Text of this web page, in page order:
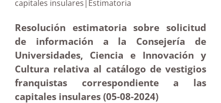
capitales insulares|Estimatoria
Resolución estimatoria sobre solicitud
de información a la Consejería de
Universidades, Ciencia e Innovación y
Cultura relativa al catálogo de vestigios
franquistas correspondiente a las
capitales insulares (05-08-2024)